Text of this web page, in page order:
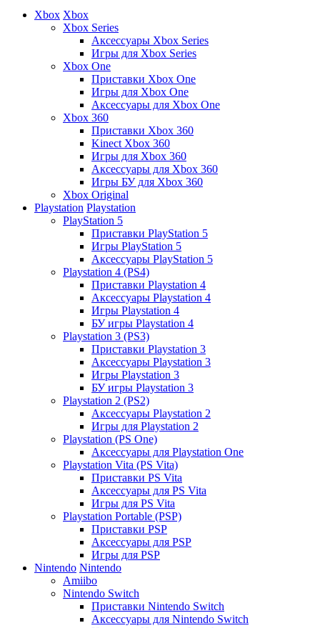
Xbox Xbox
Xbox Series
Аксессуары Xbox Series
Игры для Xbox Series
Xbox One
Приставки Xbox One
Игры для Xbox One
Аксессуары для Xbox One
Xbox 360
Приставки Xbox 360
Kinect Xbox 360
Игры для Xbox 360
Аксессуары для Xbox 360
Игры БУ для Xbox 360
Xbox Original
Playstation Playstation
PlayStation 5
Приставки PlayStation 5
Игры PlayStation 5
Аксессуары PlayStation 5
Playstation 4 (PS4)
Приставки Playstation 4
Аксессуары Playstation 4
Игры Playstation 4
БУ игры Playstation 4
Playstation 3 (PS3)
Приставки Playstation 3
Аксессуары Playstation 3
Игры Playstation 3
БУ игры Playstation 3
Playstation 2 (PS2)
Аксессуары Playstation 2
Игры для Playstation 2
Playstation (PS One)
Аксессуары для Playstation One
Playstation Vita (PS Vita)
Приставки PS Vita
Аксессуары для PS Vita
Игры для PS Vita
Playstation Portable (PSP)
Приставки PSP
Аксессуары для PSP
Игры для PSP
Nintendo Nintendo
Amiibo
Nintendo Switch
Приставки Nintendo Switch
Аксессуары для Nintendo Switch